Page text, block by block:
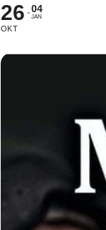
26
OKT
04
JAN